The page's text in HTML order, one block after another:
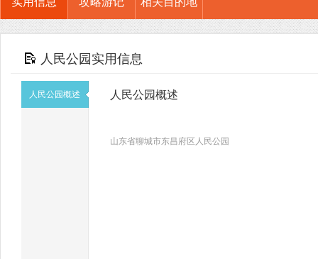
人民公园实用信息
人民公园概述 人民公园概述
山东省聊城市东昌府区人民公园